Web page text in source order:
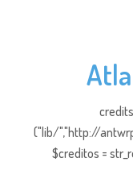
("lib/","http://
$creditos =